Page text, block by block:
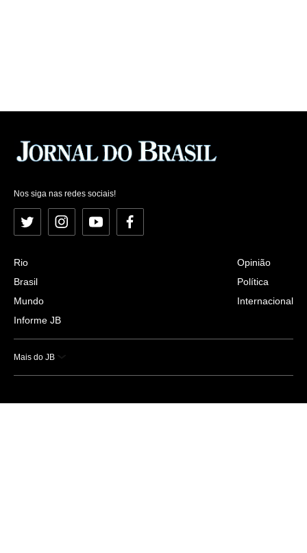
Nos siga nas redes sociais!
Twitter InstagramYouTubeFacebook
Rio
Brasil
Mundo
Informe JB
Opinião
Política
Internacional
Mais do JB
Esportes